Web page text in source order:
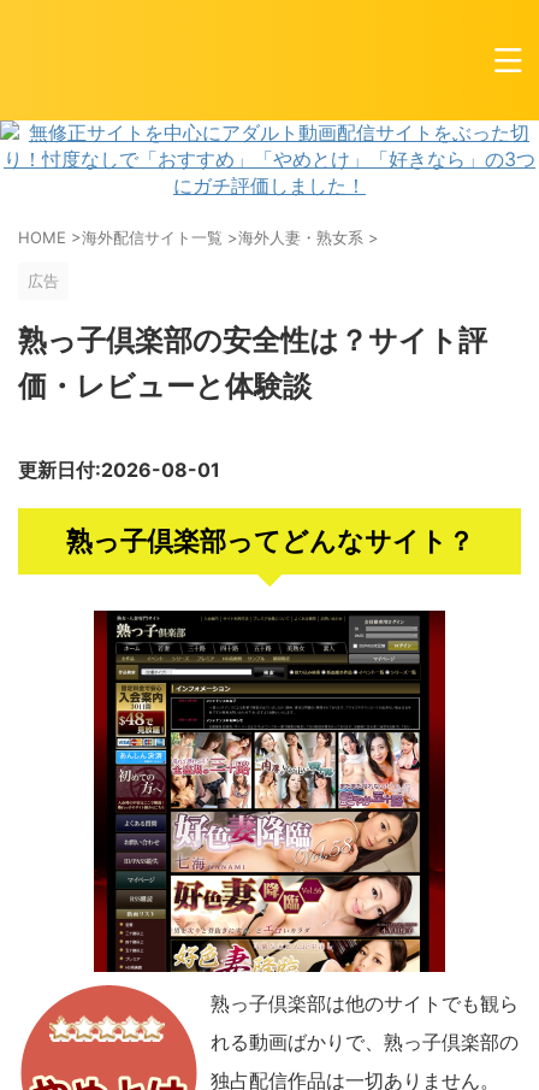
HOME >海外配信サイト一覧 >海外人妻・熟女系 >
広告
熟っ子倶楽部の安全性は？サイト評
価・レビューと体験談
更新日付:2026-08-01
熟っ子倶楽部ってどんなサイト？
熟っ子倶楽部は他のサイトでも観ら
れる動画ばかりで、熟っ子倶楽部の
独占配信作品は一切ありません。